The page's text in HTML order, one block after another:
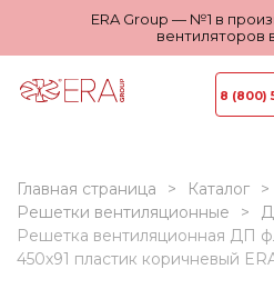
ERA Group — №1 в
вентиляторов
8 (800)
Главная страница
Каталог
Решетки вентиляционные
Решетка вентиляционная ДП
450х91 пластик коричневый